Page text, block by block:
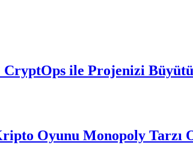
CryptOps ile Projenizi
Oyunu Monopoly Tarzı